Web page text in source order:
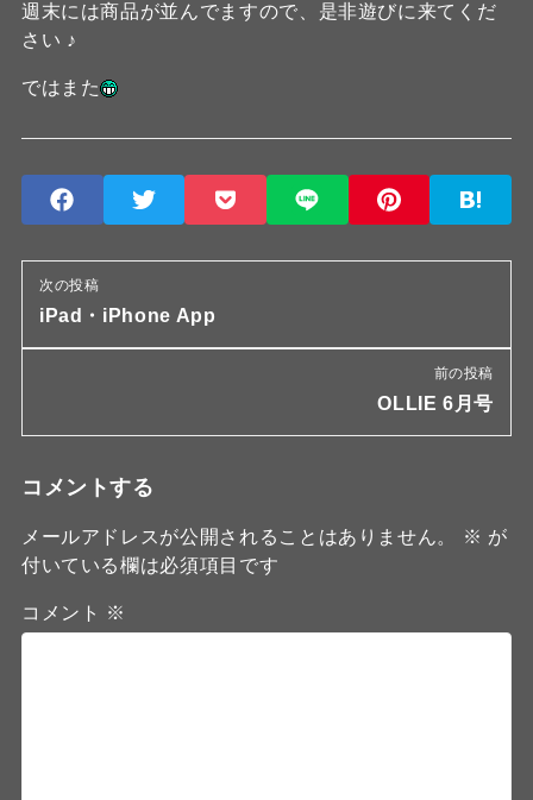
週末には商品が並んでますので、是非遊びに来てくだ
さい ♪
ではまた
次の投稿
iPad・iPhone App
前の投稿
OLLIE 6月号
コメントする
メールアドレスが公開されることはありません。 ※ が
付いている欄は必須項目です
コメント ※